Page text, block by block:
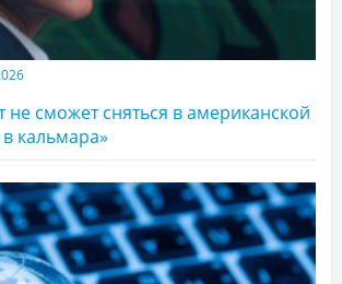
не сможет сняться в американской
кальмара»